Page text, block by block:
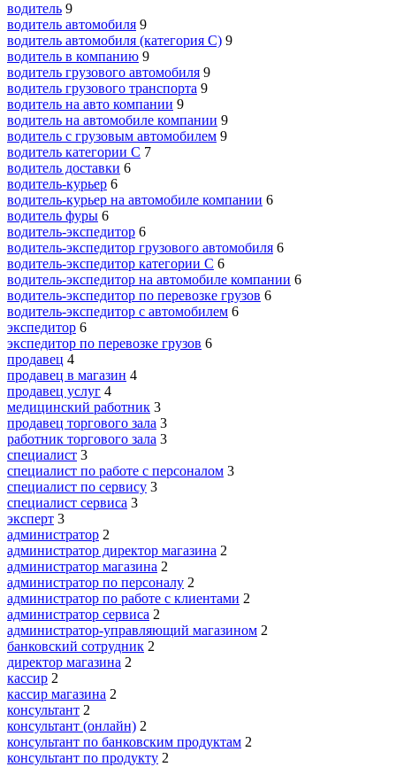
водитель 9
водитель автомобиля 9
водитель автомобиля (категория C) 9
водитель в компанию 9
водитель грузового автомобиля 9
водитель грузового транспорта 9
водитель на авто компании 9
водитель на автомобиле компании 9
водитель с грузовым автомобилем 9
водитель категории C 7
водитель доставки 6
водитель-курьер 6
водитель-курьер на автомобиле компании 6
водитель фуры 6
водитель-экспедитор 6
водитель-экспедитор грузового автомобиля 6
водитель-экспедитор категории C 6
водитель-экспедитор на автомобиле компании 6
водитель-экспедитор по перевозке грузов 6
водитель-экспедитор с автомобилем 6
экспедитор 6
экспедитор по перевозке грузов 6
продавец 4
продавец в магазин 4
продавец услуг 4
медицинский работник 3
продавец торгового зала 3
работник торгового зала 3
специалист 3
специалист по работе с персоналом 3
специалист по сервису 3
специалист сервиса 3
эксперт 3
администратор 2
администратор директор магазина 2
администратор магазина 2
администратор по персоналу 2
администратор по работе с клиентами 2
администратор сервиса 2
администратор-управляющий магазином 2
банковский сотрудник 2
директор магазина 2
кассир 2
кассир магазина 2
консультант 2
консультант (онлайн) 2
консультант по банковским продуктам 2
консультант по продукту 2